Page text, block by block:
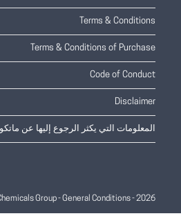
Terms & Conditions
Terms & Conditions of Purchase
Code of Conduct
Disclaimer
المعلومات التي يكثر الرجوع إليها عن ماتكو
2026 - All Rights Reserved - Matco Chemicals Group -
General Conditions